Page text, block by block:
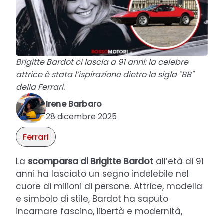
Brigitte Bardot ci lascia a 91 anni: la celebre
attrice è stata l’ispirazione dietro la sigla "BB"
della Ferrari.
Irene Barbaro
28 dicembre 2025
Ferrari
La scomparsa di Brigitte Bardot all’età di 91
anni ha lasciato un segno indelebile nel
cuore di milioni di persone. Attrice, modella
e simbolo di stile, Bardot ha saputo
incarnare fascino, libertà e modernità,